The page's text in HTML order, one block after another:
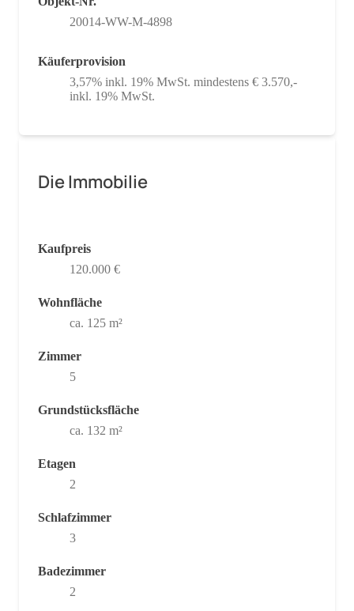
20014-WW-M-4898
Käuferprovision
3,57% inkl. 19% MwSt. mindestens € 3.570,-
inkl. 19% MwSt.
Die Immobilie
Kaufpreis
120.000 €
Wohnfläche
ca. 125 m²
Zimmer
5
Grundstücksfläche
ca. 132 m²
Etagen
2
Schlafzimmer
3
Badezimmer
2